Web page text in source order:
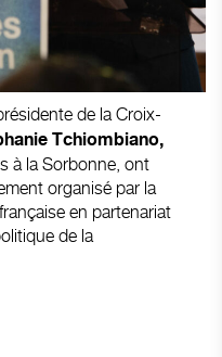
de la Croix-
Tchiombiano,
à la Sorbonne, ont
organisé par la
en partenariat
de la